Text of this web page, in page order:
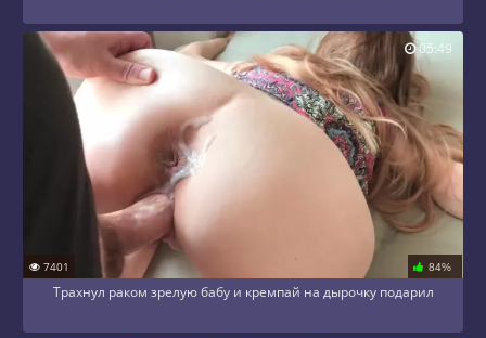
7401 84%
Трахнул раком зрелую бабу и кремпай на дырочку подарил
05:49